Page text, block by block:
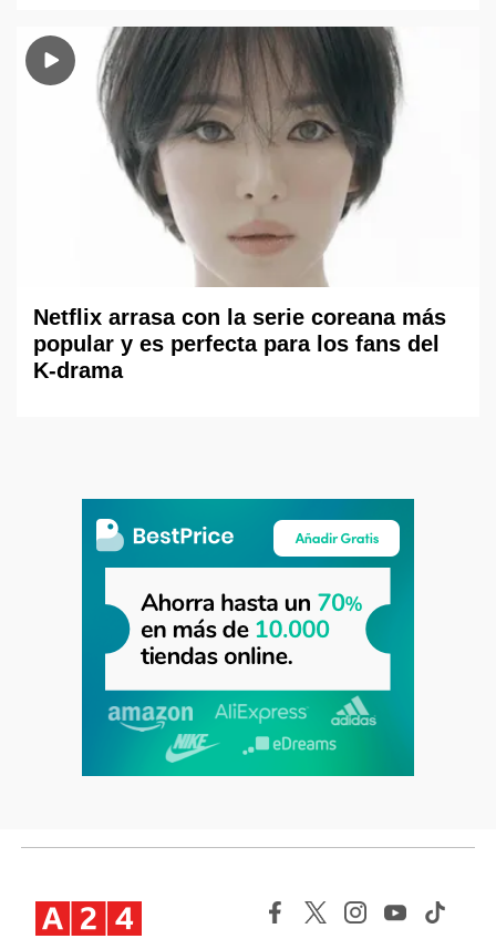
Netflix arrasa con la serie coreana más
popular y es perfecta para los fans del
K-drama